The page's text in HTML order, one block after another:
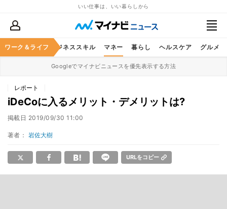
いい仕事は、いい暮らしから
ワーク＆ライフ
キャリア ビジネススキル マネー 暮らし ヘルスケア グルメ
Googleでマイナビニュースを優先表示する方法
レポート
iDeCoに入るメリット・デメリットは?
掲載日 2019/09/30 11:00
著者： 岩佐大樹
URLをコピー